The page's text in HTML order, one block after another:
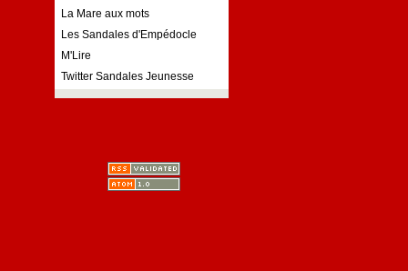
La Mare aux mots
Les Sandales d'Empédocle
M'Lire
Twitter Sandales Jeunesse